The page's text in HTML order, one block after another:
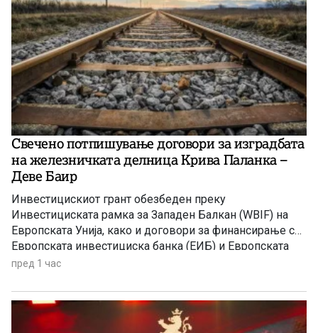
Свечено потпишување договори за изградбата
на железничката делница Крива Паланка –
Деве Баир
Инвестицискиот грант обезбеден преку
Инвестициската рамка за Западен Балкан (WBIF) на
Европската Унија, како и договори за финансирање со
Европската инвестициска банка (ЕИБ) и Европската
банка за обнова и развој (ЕБОР)
пред 1 час